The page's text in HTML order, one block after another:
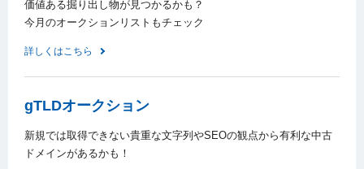
価値ある掘り出し物が見つかるかも？
今月のオークションリストもチェック
詳しくはこちら
gTLDオークション
新規では取得できない貴重な文字列やSEOの観点から有利な中古
ドメインがあるかも！